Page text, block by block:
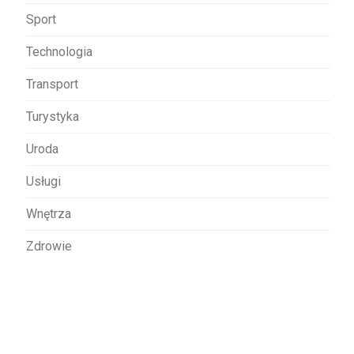
Sport
Technologia
Transport
Turystyka
Uroda
Usługi
Wnętrza
Zdrowie